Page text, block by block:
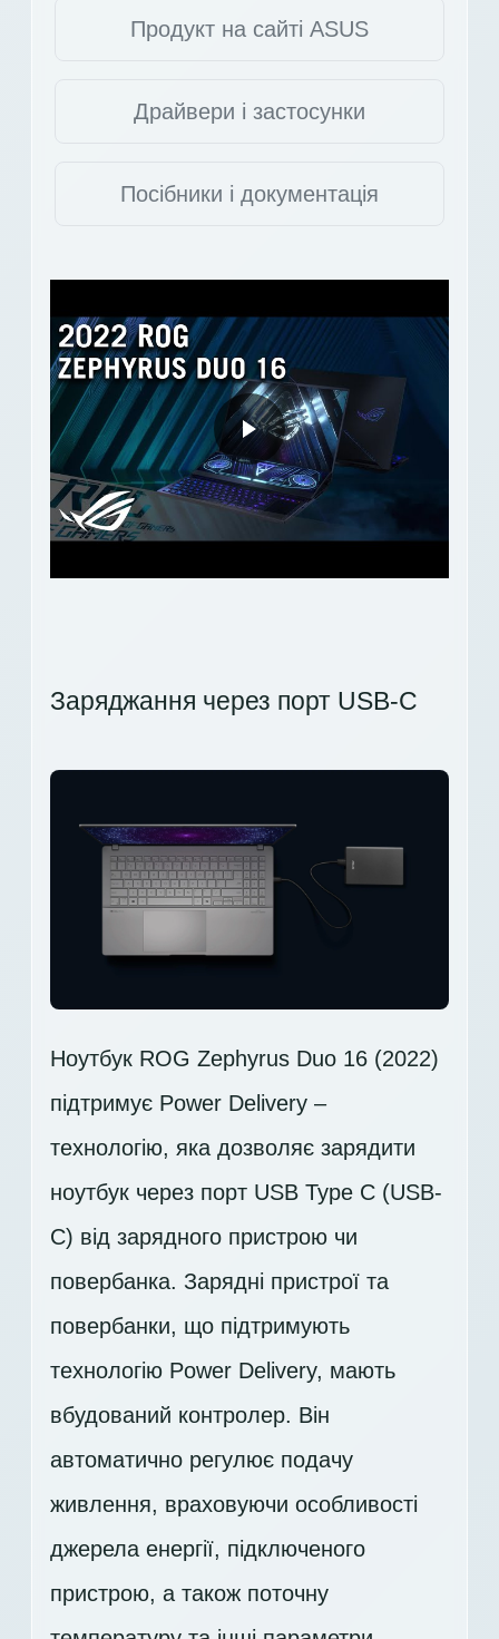
Продукт на сайті ASUS
Драйвери і застосунки
Посібники і документація
Заряджання через порт USB-C
Ноутбук ROG Zephyrus Duo 16 (2022)
підтримує Power Delivery –
технологію, яка дозволяє зарядити
ноутбук через порт USB Type C (USB-
C) від зарядного пристрою чи
повербанка. Зарядні пристрої та
повербанки, що підтримують
технологію Power Delivery, мають
вбудований контролер. Він
автоматично регулює подачу
живлення, враховуючи особливості
джерела енергії, підключеного
пристрою, а також поточну